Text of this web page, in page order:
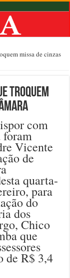
missa de cinzas
troquem
com
foram
Vicente
de
quarta-
para
do
dos
Chico
que
de R$ 3,4